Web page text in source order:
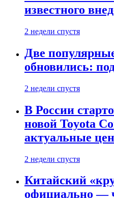
известного
2 недели спустя
Две
обновились:
2 недели спустя
В России
новой Toyota
актуальные
2 недели спустя
Китайский
официально —